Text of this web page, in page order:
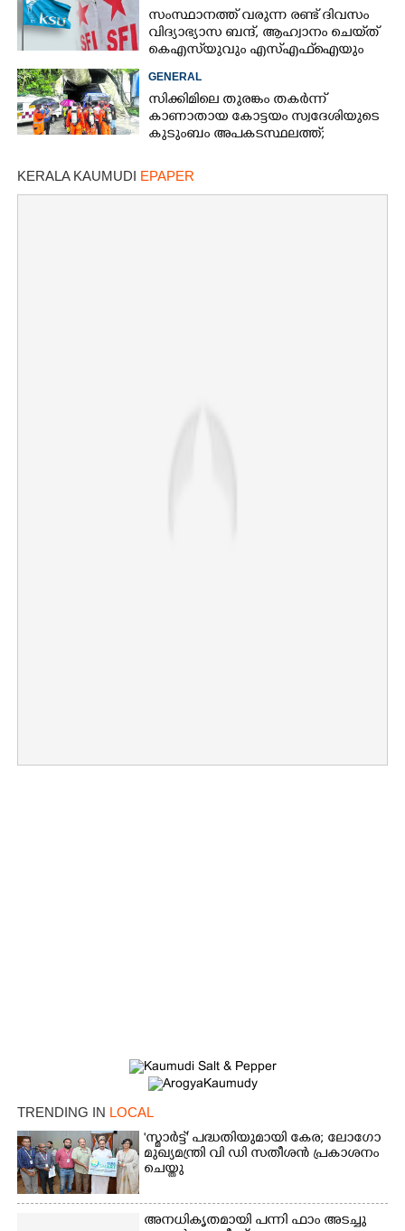
സംസ്ഥാനത്ത് വരുന്ന രണ്ട് ദിവസം
വിദ്യാഭ്യാസ ബന്ദ്, ആഹ്വാനം ചെയ്‌ത്
കെഎസ്‌യുവും എസ്എഫ്‌ഐയും
GENERAL
സിക്കിമിലെ തുരങ്കം തകർന്ന്
കാണാതായ കോട്ടയം സ്വദേശിയുടെ
കുടുംബം അപകടസ്ഥലത്ത്;
വിവരം
KERALA KAUMUDI EPAPER
TRENDING IN LOCAL
'സ്മാർട്ട്' പദ്ധതിയുമായി കേര; ലോഗോ
മുഖ്യമന്ത്രി വി ഡി സതീശൻ പ്രകാശനം
ചെയ്തു
അനധികൃതമായി പന്നി ഫാം അടച്ചു